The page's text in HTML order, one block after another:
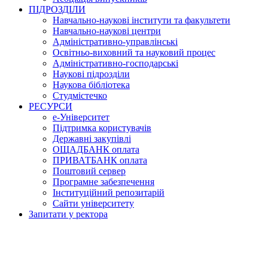
ПІДРОЗДІЛИ
Навчально-наукові інститути та факультети
Навчально-наукові центри
Адміністративно-управлінські
Освітньо-виховний та науковий процес
Адміністративно-господарські
Наукові підрозділи
Наукова бібліотека
Студмістечко
РЕСУРСИ
е-Університет
Підтримка користувачів
Державні закупівлі
ОЩАДБАНК оплата
ПРИВАТБАНК оплата
Поштовий сервер
Програмне забезпечення
Інституційний репозитарій
Сайти університету
Запитати у ректора